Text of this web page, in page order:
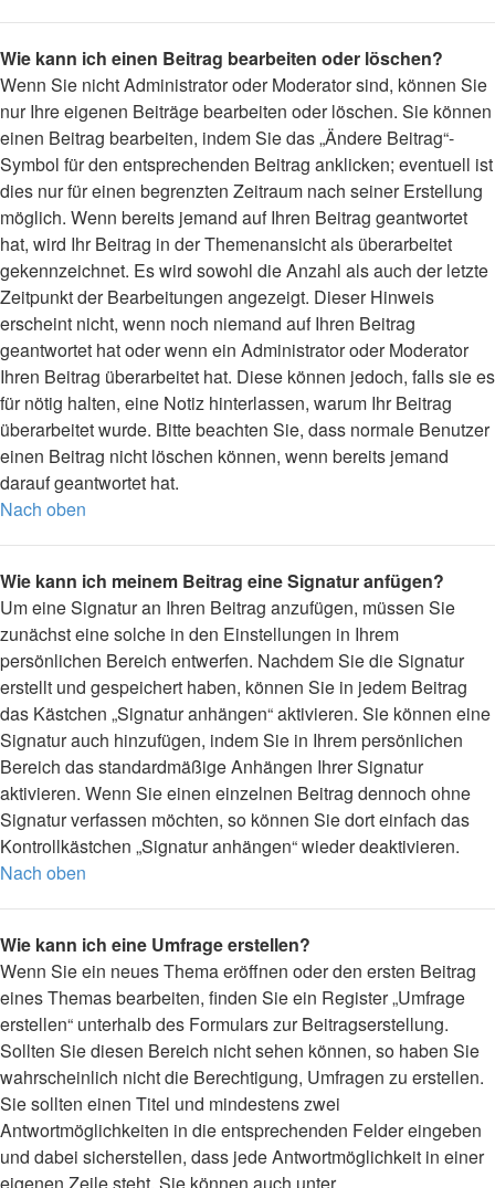
Wie kann ich einen Beitrag bearbeiten oder löschen?
Wenn Sie nicht Administrator oder Moderator sind, können Sie
nur Ihre eigenen Beiträge bearbeiten oder löschen. Sie können
einen Beitrag bearbeiten, indem Sie das „Ändere Beitrag“-
Symbol für den entsprechenden Beitrag anklicken; eventuell ist
dies nur für einen begrenzten Zeitraum nach seiner Erstellung
möglich. Wenn bereits jemand auf Ihren Beitrag geantwortet
hat, wird Ihr Beitrag in der Themenansicht als überarbeitet
gekennzeichnet. Es wird sowohl die Anzahl als auch der letzte
Zeitpunkt der Bearbeitungen angezeigt. Dieser Hinweis
erscheint nicht, wenn noch niemand auf Ihren Beitrag
geantwortet hat oder wenn ein Administrator oder Moderator
Ihren Beitrag überarbeitet hat. Diese können jedoch, falls sie es
für nötig halten, eine Notiz hinterlassen, warum Ihr Beitrag
überarbeitet wurde. Bitte beachten Sie, dass normale Benutzer
einen Beitrag nicht löschen können, wenn bereits jemand
darauf geantwortet hat.
Nach oben
Wie kann ich meinem Beitrag eine Signatur anfügen?
Um eine Signatur an Ihren Beitrag anzufügen, müssen Sie
zunächst eine solche in den Einstellungen in Ihrem
persönlichen Bereich entwerfen. Nachdem Sie die Signatur
erstellt und gespeichert haben, können Sie in jedem Beitrag
das Kästchen „Signatur anhängen“ aktivieren. Sie können eine
Signatur auch hinzufügen, indem Sie in Ihrem persönlichen
Bereich das standardmäßige Anhängen Ihrer Signatur
aktivieren. Wenn Sie einen einzelnen Beitrag dennoch ohne
Signatur verfassen möchten, so können Sie dort einfach das
Kontrollkästchen „Signatur anhängen“ wieder deaktivieren.
Nach oben
Wie kann ich eine Umfrage erstellen?
Wenn Sie ein neues Thema eröffnen oder den ersten Beitrag
eines Themas bearbeiten, finden Sie ein Register „Umfrage
erstellen“ unterhalb des Formulars zur Beitragserstellung.
Sollten Sie diesen Bereich nicht sehen können, so haben Sie
wahrscheinlich nicht die Berechtigung, Umfragen zu erstellen.
Sie sollten einen Titel und mindestens zwei
Antwortmöglichkeiten in die entsprechenden Felder eingeben
und dabei sicherstellen, dass jede Antwortmöglichkeit in einer